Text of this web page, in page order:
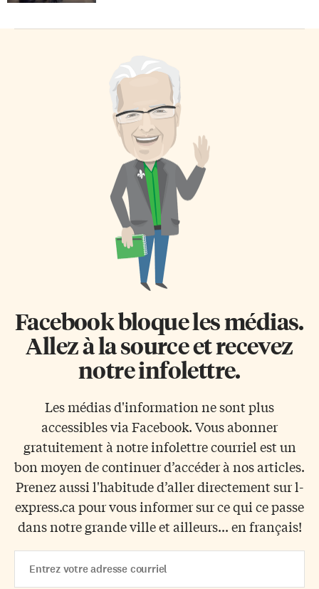
Facebook bloque les médias.
Allez à la source et recevez
notre infolettre.
Les médias d'information ne sont plus
accessibles via Facebook. Vous abonner
gratuitement à notre infolettre courriel est un
bon moyen de continuer d’accéder à nos articles.
Prenez aussi l'habitude d’aller directement sur l-
express.ca pour vous informer sur ce qui ce passe
dans notre grande ville et ailleurs... en français!
Address